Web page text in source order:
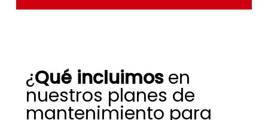
¿Qué incluimosen
nuestros planes de
mantenimiento para